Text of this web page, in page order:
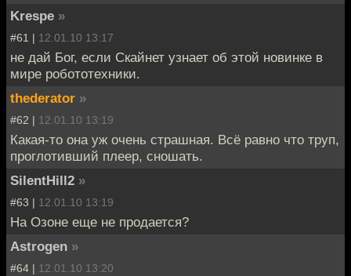
Krespe »
#61 | 12.01.10 13:17
не дай Бог, если Скайнет узнает об этой новинке в
мире робототехники.
thederator »
#62 | 12.01.10 13:19
Какая-то она уж очень страшная. Всё равно что труп,
проглотивший плеер, сношать.
SilentHill2 »
#63 | 12.01.10 13:19
На Озоне еще не продается?
Astrogen »
#64 | 12.01.10 13:20